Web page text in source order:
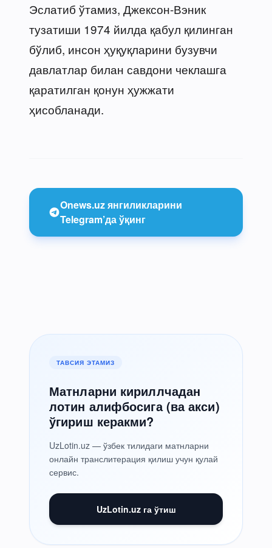
Эслатиб ўтамиз, Джексон-Вэник
тузатиши 1974 йилда қабул қилинган
бўлиб, инсон ҳуқуқларини бузувчи
давлатлар билан савдони чеклашга
қаратилган қонун ҳужжати
ҳисобланади.
Onews.uz янгиликларини
Telegram’да ўқинг
ТАВСИЯ ЭТАМИЗ
Матнларни кириллчадан
лотин алифбосига (ва акси)
ўгириш керакми?
UzLotin.uz — ўзбек тилидаги матнларни
онлайн транслитерация қилиш учун қулай
сервис.
UzLotin.uz га ўтиш